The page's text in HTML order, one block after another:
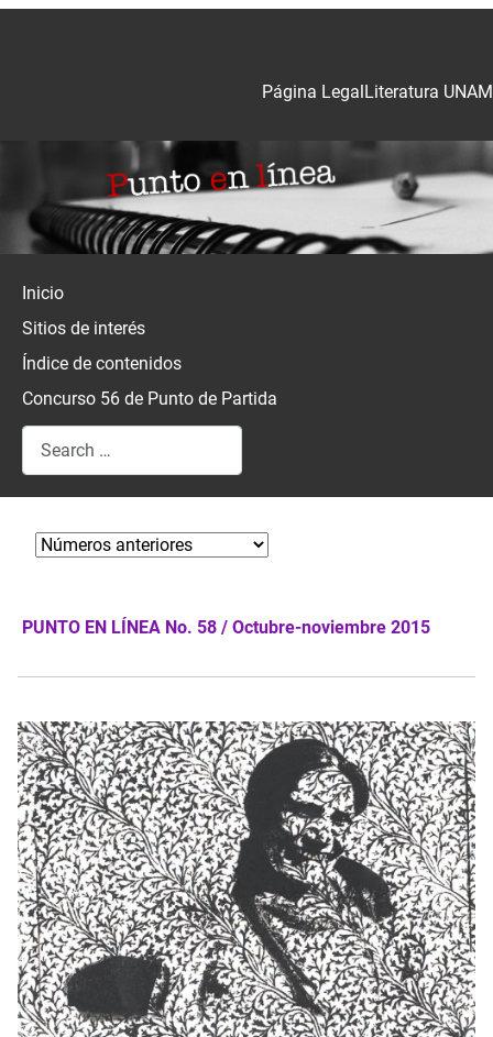
Literatura UNAM
Página Legal
Inicio
Sitios de interés
Índice de contenidos
Concurso 56 de Punto de Partida
Search
PUNTO EN LÍNEA No. 58 / Octubre-noviembre 2015